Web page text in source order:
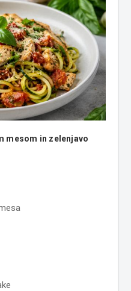
mesom in zelenjavo